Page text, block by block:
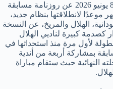
أعلن اتحاد الكرة السوداني في يوم 8 يونيو 2026 عن روزنامة مسابقة
من نفس الشهر موعدًا لانطلاقتها بنظام جديد،
الهلال والمريخ، عن النسخة
كصدمة كبيرة لناديي الهلال
لأول مرة منذ استحداثها في
بمشاركة أربعة من أندية
النهائية حيث ستقام مباراة